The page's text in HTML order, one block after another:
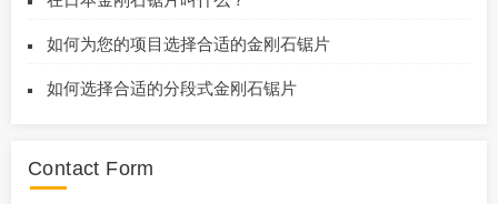
如何为您的项目选择合适的金刚石锯片
如何选择合适的分段式金刚石锯片
Contact Form